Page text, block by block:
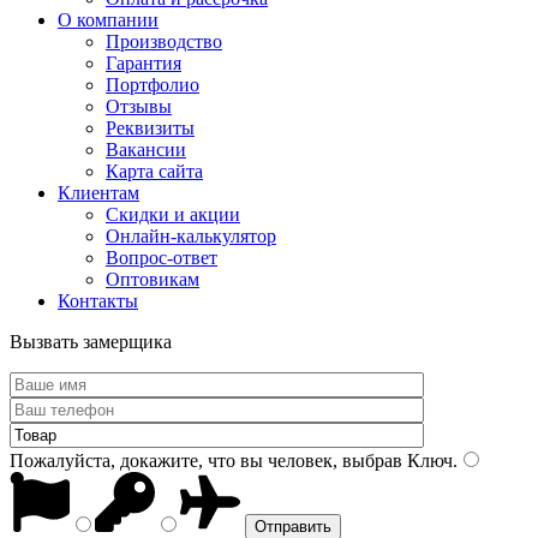
О компании
Производство
Гарантия
Портфолио
Отзывы
Реквизиты
Вакансии
Карта сайта
Клиентам
Скидки и акции
Онлайн-калькулятор
Вопрос-ответ
Оптовикам
Контакты
Вызвать замерщика
Пожалуйста, докажите, что вы человек, выбрав Ключ.